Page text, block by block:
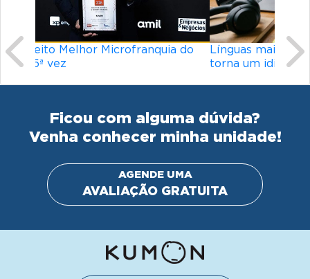
Línguas mais difíceis do mundo: o que
torna um idioma desafiador?
Ficou com alguma dúvida?
Venha conhecer minha unidade!
AGENDE UMA
AVALIAÇÃO GRATUITA